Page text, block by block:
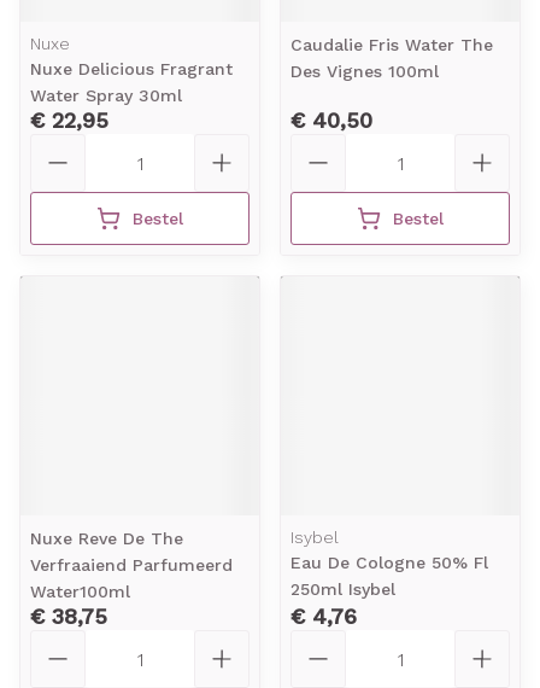
Nuxe
Nuxe Delicious Fragrant
Water Spray 30ml
€ 22,95
Bestel
Caudalie Fris Water The
Des Vignes 100ml
€ 40,50
Bestel
Nuxe Reve De The
Verfraaiend Parfumeerd
Water100ml
€ 38,75
Isybel
Eau De Cologne 50% Fl
250ml Isybel
€ 4,76